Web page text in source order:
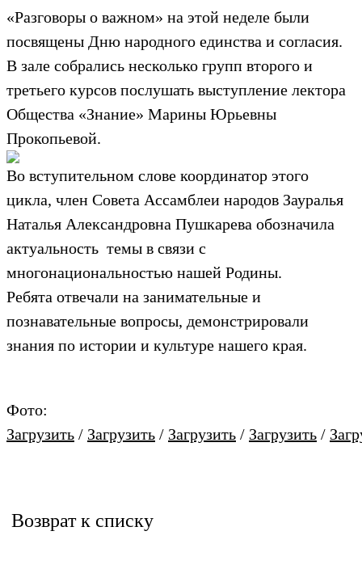
«Разговоры о важном» на этой неделе были
посвящены Дню народного единства и согласия.
В зале собрались несколько групп второго и
третьего курсов послушать выступление лектора
Общества «Знание» Марины Юрьевны
Прокопьевой.
Во вступительном слове координатор этого
цикла, член Совета Ассамблеи народов Зауралья
Наталья Александровна Пушкарева обозначила
актуальность темы в связи с
многонациональностью нашей Родины.
Ребята отвечали на занимательные и
познавательные вопросы, демонстрировали
знания по истории и культуре нашего края.
Фото:
Загрузить / Загрузить / Загрузить / Загрузить /
Возврат к списку